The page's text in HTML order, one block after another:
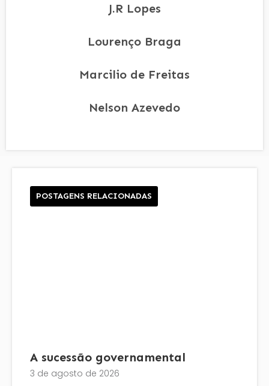
J.R Lopes
Lourenço Braga
Marcilio de Freitas
Nelson Azevedo
POSTAGENS RELACIONADAS
A sucessão governamental
3 de agosto de 2026